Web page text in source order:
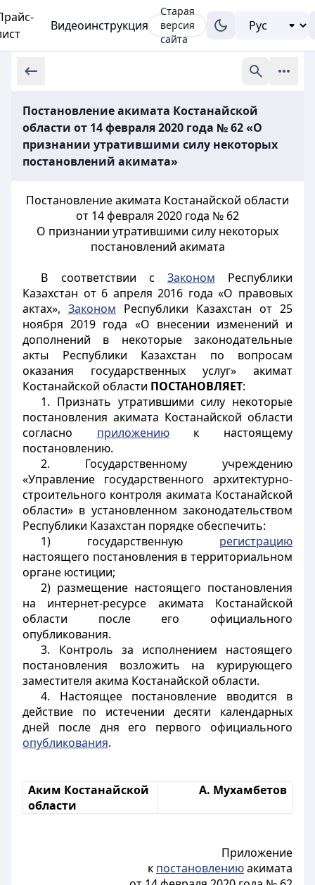
Видеоинструкция
Старая
версия
сайта
Постановление акимата Костанайской
области от 14 февраля 2020 года № 62 «О
признании утратившими силу некоторых
постановлений акимата»
Постановление акимата Костанайской области
от 14 февраля 2020 года № 62
О признании утратившими силу некоторых
постановлений акимата
В соответствии с Законом Республики
Казахстан от 6 апреля 2016 года «О правовых
актах», Законом Республики Казахстан от 25
ноября 2019 года «О внесении изменений и
дополнений в некоторые законодательные
акты Республики Казахстан по вопросам
оказания государственных услуг» акимат
Костанайской области ПОСТАНОВЛЯЕТ:
1. Признать утратившими силу некоторые
постановления акимата Костанайской области
согласно приложениюк настоящему
постановлению.
2. Государственному учреждению
«Управление государственного архитектурно-
строительного контроля акимата Костанайской
области» в установленном законодательством
Республики Казахстан порядке обеспечить:
1) государственную регистрацию
настоящего постановления в территориальном
органе юстиции;
2) размещение настоящего постановления
на интернет-ресурсе акимата Костанайской
области после его официального
опубликования.
3. Контроль за исполнением настоящего
постановления возложить на курирующего
заместителя акима Костанайской области.
4. Настоящее постановление вводится в
действие по истечении десяти календарных
дней после дня его первого официального
опубликования.
Аким Костанайской
области
А. Мухамбетов
Приложение
к постановлениюакимата